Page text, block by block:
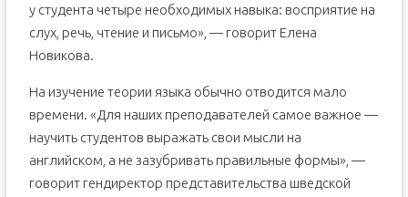
у студента четыре необходимых навыка: восприятие на
слух, речь, чтение и письмо», — говорит Елена
Новикова.
На изучение теории языка обычно отводится мало
времени. «Для наших преподавателей самое важное —
научить студентов выражать свои мысли на
английском, а не зазубривать правильные формы», —
говорит гендиректор представительства шведской